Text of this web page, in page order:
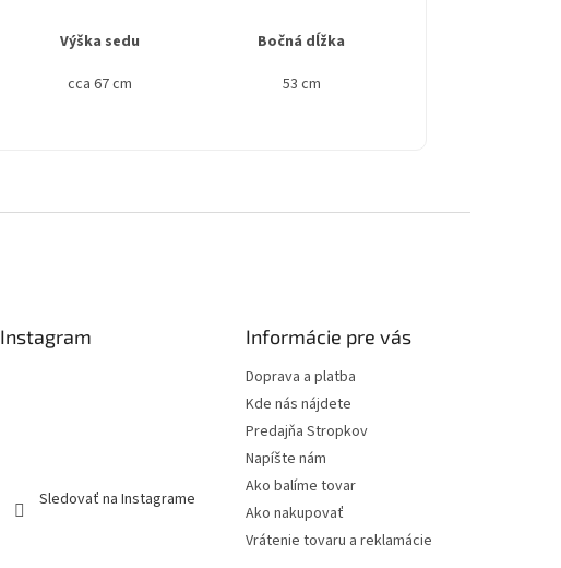
Výška sedu
Bočná dĺžka
cca 67 cm 53 cm
Instagram
Sledovať na Instagrame
Informácie pre vás
Doprava a platba
Kde nás nájdete
Predajňa Stropkov
Napíšte nám
Ako balíme tovar
Ako nakupovať
Vrátenie tovaru a reklamácie